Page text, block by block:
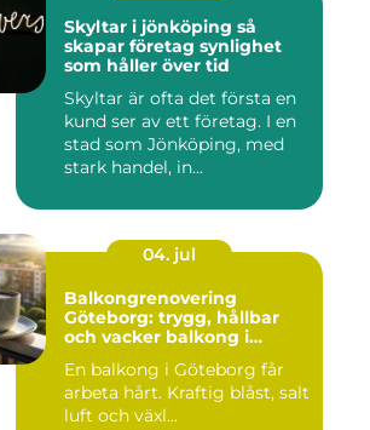
Skyltar i jönköping så
skapar företag synlighet
som håller över tid
Skyltar är ofta det första en
kund ser av ett företag. I en
stad som Jönköping, med
stark handel, in...
04. jul
Balkongrenovering
Göteborg: trygg, hållbar
och vacker balkong i
En balkong i Göteborg får
arbeta hårt. Kraftig blåst, salt
luft och växl...